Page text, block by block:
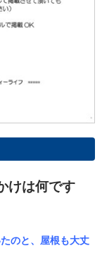
けは何です
のと、屋根も大丈